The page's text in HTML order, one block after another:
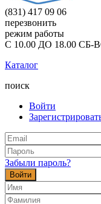
(831) 417 09 06
перезвонить
режим работы
С 10.00 ДО 18.00 СБ-
Каталог
поиск
Войти
Забыли пароль?
Войти